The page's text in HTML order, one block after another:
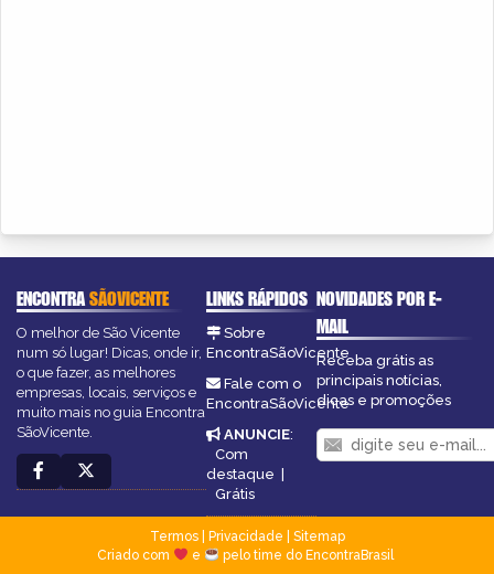
ENCONTRASÃOVICENTE
O melhor de São Vicente
num só lugar! Dicas, onde ir,
o que fazer, as melhores
empresas, locais, serviços e
muito mais no guia Encontra
SãoVicente.
LINKS RÁPIDOS
Sobre
EncontraSãoVicente
Fale com o
EncontraSãoVicente
ANUNCIE:
Com
destaque |
Grátis
NOVIDADES POR E-
MAIL
Receba grátis as
principais notícias,
dicas e promoções
Termos| Privacidade
Sitemap
Criado com
e pelo time do EncontraBrasil